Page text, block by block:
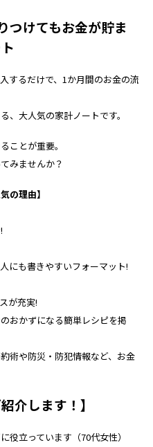
つけてもお金が貯ま
するだけで、1か月間のお金の流
、大人気の家計ノートです。
ことが重要。
みませんか？
の理由】
にも書きやすいフォーマット!
が充実!
おかずになる簡単レシピを掲
術や防災・防犯情報など、お金
介します！】
立っています（70代女性）